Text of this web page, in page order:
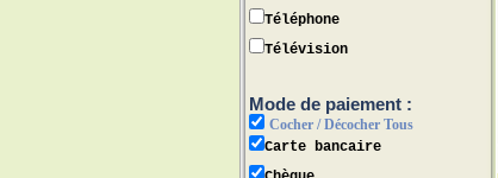
Téléphone
Télévision
Mode de paiement :
Cocher / Décocher Tous
Carte bancaire